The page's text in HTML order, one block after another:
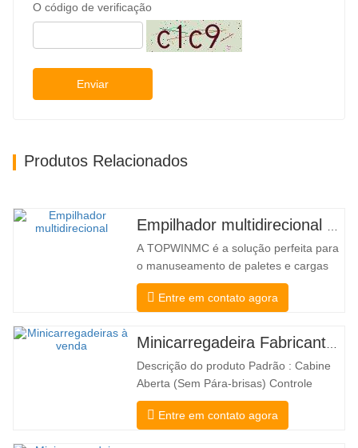
O código de verificação
Enviar
Produtos Relacionados
Empilhador multidirecional de corpo largo de 3,5 a 5 toneladas
A TOPWINMC é a solução perfeita para
o manuseamento de paletes e cargas
longas. Um verdadeiro empilhador dois
em um, que combina os benefícios de
lateral. O acionamento elétrico
silencioso e ecológico e a inovadora
direção HX de 360° permitem mudanças
de direção…
Entre em contato agora
Minicarregadeira Fabricante China
Descrição do produto Padrão : Cabine
Aberta (Sem Pára-brisas) Controle
Mecânico Engate rápido e acoplador
tipo Bobcat Bomba Hidráulica Danfoss
Entre em contato agora